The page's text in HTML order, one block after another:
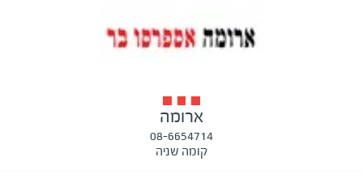
ארומה
08-6654714
קומה שניה